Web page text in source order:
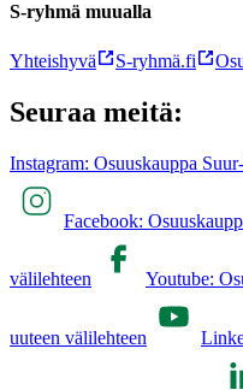
S-ryhmä muualla
Yhteishyvä S-ryhmä.fi
Seuraa meitä:
Instagram: Osuuskauppa
Facebook:
välilehteen Youtube:
uuteen välilehteen